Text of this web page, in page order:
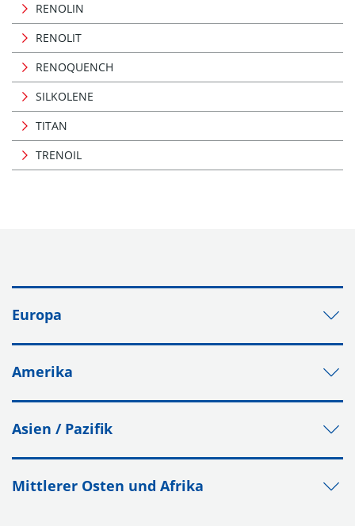
RENOLIN
RENOLIT
RENOQUENCH
SILKOLENE
TITAN
TRENOIL
Europa
Amerika
Asien / Pazifik
Mittlerer Osten und Afrika